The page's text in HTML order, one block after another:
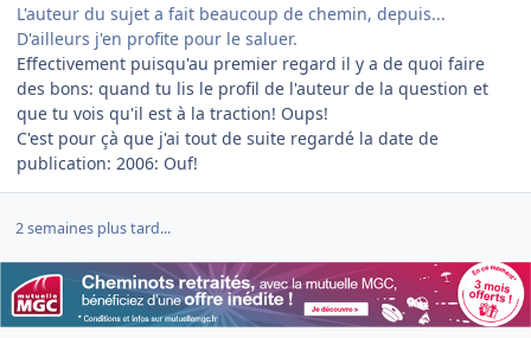
L'auteur du sujet a fait beaucoup de chemin, depuis...
D'ailleurs j'en profite pour le saluer.
Effectivement puisqu'au premier regard il y a de quoi faire
des bons: quand tu lis le profil de l'auteur de la question et
que tu vois qu'il est à la traction! Oups!
C'est pour çà que j'ai tout de suite regardé la date de
publication: 2006: Ouf!
2 semaines plus tard...